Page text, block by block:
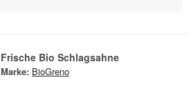
Frische Bio Schlagsahne
Marke: BioGreno